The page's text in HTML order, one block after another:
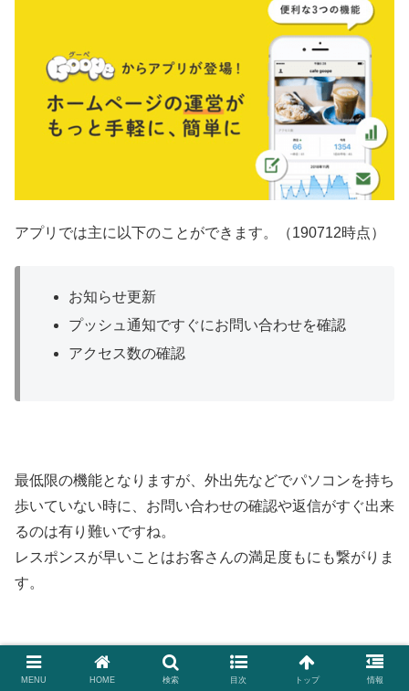
アプリでは主に以下のことができます。（190712時点）
お知らせ更新
プッシュ通知ですぐにお問い合わせを確認
アクセス数の確認
最低限の機能となりますが、外出先などでパソコンを持ち
歩いていない時に、お問い合わせの確認や返信がすぐ出来
るのは有り難いですね。
レスポンスが早いことはお客さんの満足度もにも繋がりま
す。
また、お知らせの更新や編集が、スマホからサクッと出来
MENU HOME 検索 目次 トップ 情報